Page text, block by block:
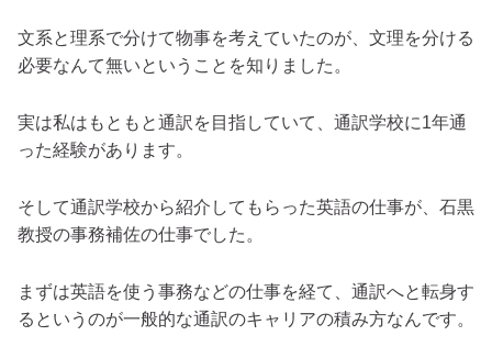
文系と理系で分けて物事を考えていたのが、文理を分ける
必要なんて無いということを知りました。
実は私はもともと通訳を目指していて、通訳学校に1年通
った経験があります。
そして通訳学校から紹介してもらった英語の仕事が、石黒
教授の事務補佐の仕事でした。
まずは英語を使う事務などの仕事を経て、通訳へと転身す
るというのが一般的な通訳のキャリアの積み方なんです。